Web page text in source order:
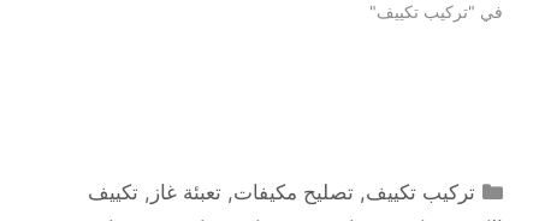
في "تركيب تكييف"
التصنيفات
تركيب تكييف,تصليح مكيفات,تعبئة غاز ,تكييف